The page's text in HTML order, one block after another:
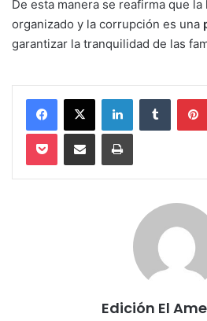
De esta manera se reafirma que
organizado y la corrupción es una
garantizar la tranquilidad de las
Facebook
X LinkedInTumblr
Pocket Compartir via email Imprimir
Edición El